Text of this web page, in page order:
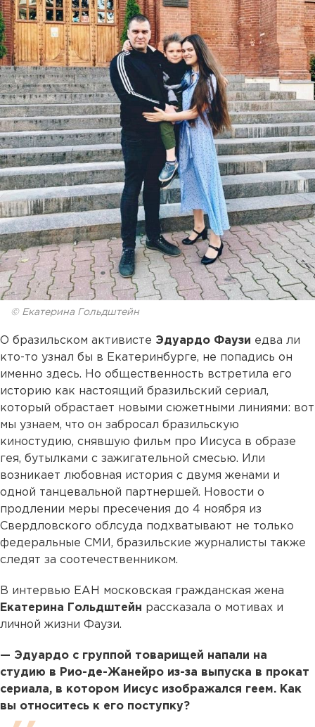
© Екатерина Гольдштейн
О бразильском активисте Эдуардо Фаузи едва ли
кто-то узнал бы в Екатеринбурге, не попадись он
именно здесь. Но общественность встретила его
историю как настоящий бразильский сериал,
который обрастает новыми сюжетными линиями: вот
мы узнаем, что он забросал бразильскую
киностудию, снявшую фильм про Иисуса в образе
гея, бутылками с зажигательной смесью. Или
возникает любовная история с двумя женами и
одной танцевальной партнершей. Новости о
продлении меры пресечения до 4 ноября из
Свердловского облсуда подхватывают не только
федеральные СМИ, бразильские журналисты также
следят за соотечественником.
В интервью ЕАН московская гражданская жена
Екатерина Гольдштейн рассказала о мотивах и
личной жизни Фаузи.
— Эдуардо с группой товарищей напали на
студию в Рио-де-Жанейро из-за выпуска в прокат
сериала, в котором Иисус изображался геем. Как
вы относитесь к его поступку?